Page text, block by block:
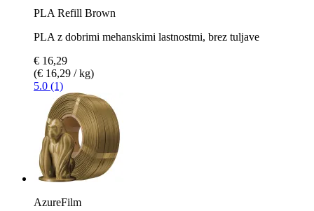
PLA Refill Brown
PLA z dobrimi mehanskimi lastnostmi, brez tuljave
€ 16,29
(€ 16,29 / kg)
5.0 (1)
AzureFilm